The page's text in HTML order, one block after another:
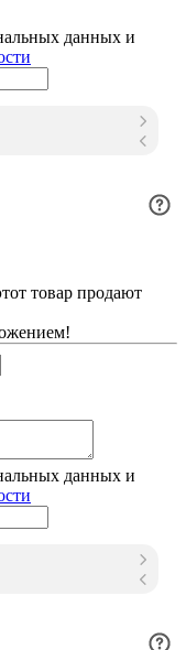
данных и
товар продают
данных и